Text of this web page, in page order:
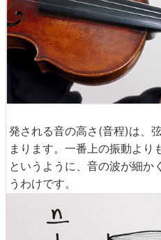
発される音の高さ(音程)は、
まります。一番上の振動より
というように、音の波が細か
うわけです。